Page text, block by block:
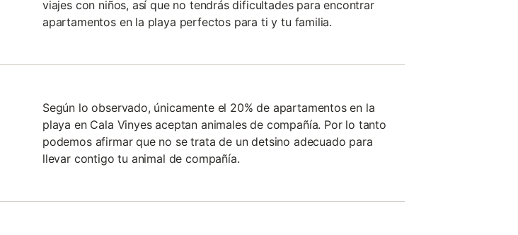
viajes con niños, así que no tendrás dificultades para encontrar
apartamentos en la playa perfectos para ti y tu familia.
Según lo observado, únicamente el 20% de apartamentos en la
playa en Cala Vinyes aceptan animales de compañía. Por lo tanto
podemos afirmar que no se trata de un detsino adecuado para
llevar contigo tu animal de compañía.